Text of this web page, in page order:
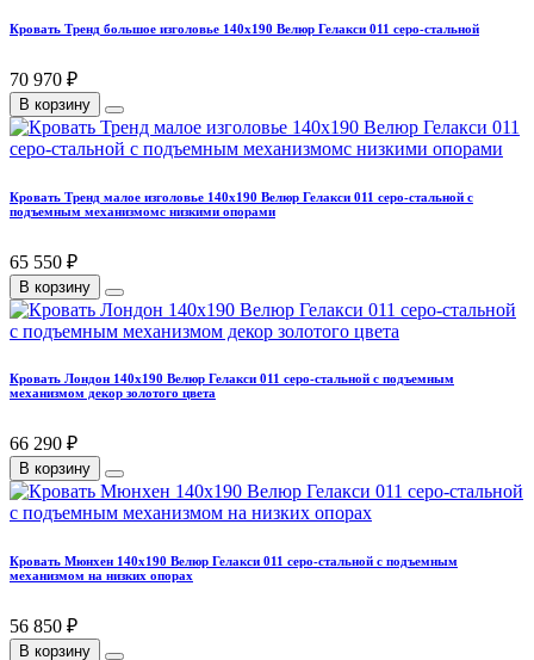
Кровать Тренд большое изголовье 140х190 Велюр Гелакси 011 серо-стальной
70 970 ₽
В корзину
Кровать Тренд малое изголовье 140х190 Велюр Гелакси 011 серо-стальной с
подъемным механизмомс низкими опорами
65 550 ₽
В корзину
Кровать Лондон 140х190 Велюр Гелакси 011 серо-стальной с подъемным
механизмом декор золотого цвета
66 290 ₽
В корзину
Кровать Мюнхен 140х190 Велюр Гелакси 011 серо-стальной с подъемным
механизмом на низких опорах
56 850 ₽
В корзину